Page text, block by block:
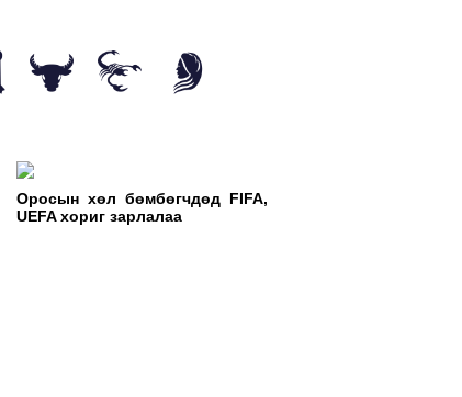
Унгар руу шууд нисэх боломжтой
Оросын хөл бөмбөгчдөд FIFA,
UEFA хориг зарлалаа